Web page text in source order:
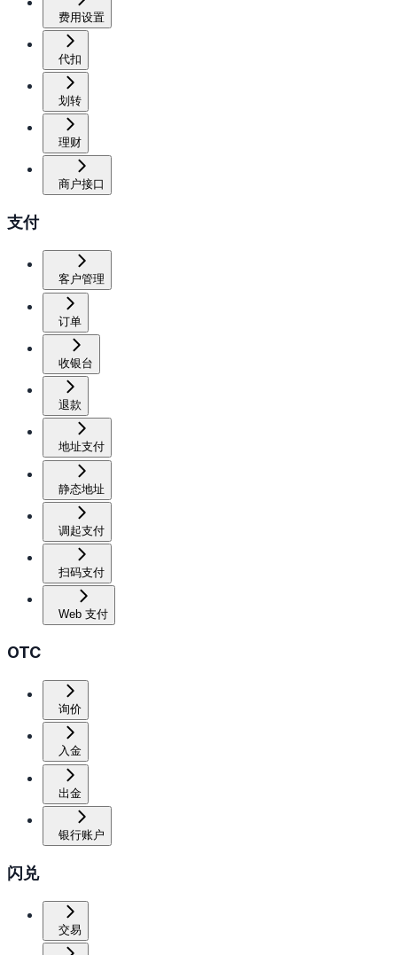
费用设置
代扣
划转
理财
商户接口
支付
客户管理
订单
收银台
退款
地址支付
静态地址
调起支付
扫码支付
Web 支付
OTC
询价
入金
出金
银行账户
闪兑
交易